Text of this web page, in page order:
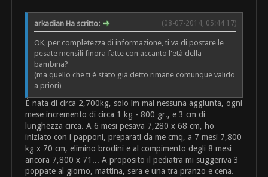
(08-07-2014, 05:44 17)
arkadian Ha scritto:
OK, per completezza di informazione, ti va di postare le
pesate mensili finora fatte con accanto l'età della
bambina?
(ma quello che ti è stato già detto rimane comunque valido
a priori)
È nata di circa 2,700kg, solo lm mai nessuna aggiunta, ogni
mese incremento di circa 1 kg - 800 gr., e 3 cm di
lunghezza circa. A 6 mesi pesava 7,280 x 68 cm, ho
iniziato con i papponi, preparati da me cmq, a 7 mesi 7,800
kg x 70 cm, elimino brodini e al compimento degli 8 mesi
ancora 7,800 x 71... A proposito il pediatra mi suggeriva 3
poppate al giorno, mattina, sera e una tra pranzo e cena.